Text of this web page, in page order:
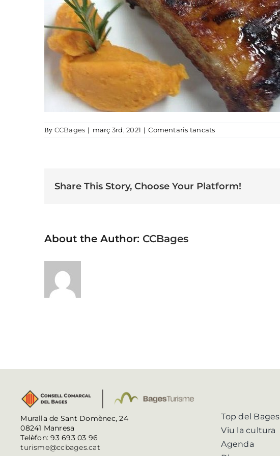
By CCBages | març 3rd, 2021 | Comentaris tancatsa cal magre
Share This Story, Choose Your Platform!
About the Author: CCBages
Muralla de Sant Domènec, 24
08241 Manresa
Telèfon: 93 693 03 96
turisme@ccbages.cat
Top del Bages
Viu la cultura
Agenda